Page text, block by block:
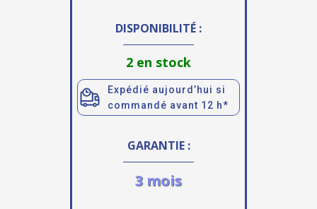
DISPONIBILITÉ :
2 en stock
Expédié aujourd’hui si
commandé avant 12 h*
GARANTIE :
3 mois